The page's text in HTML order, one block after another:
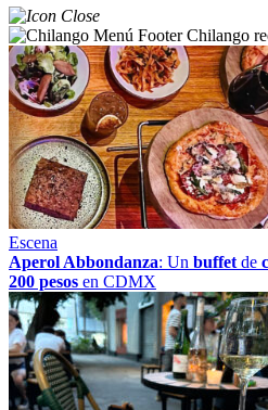
Chilango
Escena
Aperol Abbondanza: Un buffetde
200 pesos en CDMX